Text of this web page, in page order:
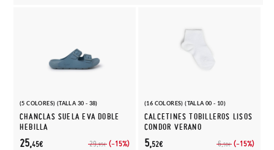
(5 COLORES) (TALLA 30 - 38)
CHANCLAS SUELA EVA DOBLE
HEBILLA
29,95€ (-15%)
25,45€
(16 COLORES) (TALLA 00 - 10)
CALCETINES TOBILLEROS LISOS
CONDOR VERANO
6,50€ (-15%)
5,52€